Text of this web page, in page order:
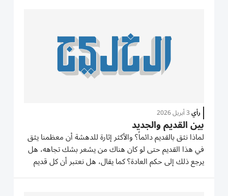
رأي3 أبريل 2026
بين القديم والجديد
لماذا نثق بالقديم دائماً؟ والأكثر إثارة للدهشة أن معظمنا يثق
في هذا القديم حتى لو كان هناك من يشعر بشك تجاهه، هل
يرجع ذلك إلى حكم العادة؟ كما يقال، هل نعتبر أن كل قديم
أصيل؟ هل هو حنين كاذب تجاه الماضي؟ هل المسألة مجرد